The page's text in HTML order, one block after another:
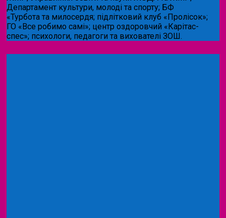
Департамент культури, молоді та спорту; БФ
«Турбота та милосердя; підлітковий клуб «Пролісок»;
ГО «Все робимо самі»; центр оздоровчий «Карітас-
спес»; психологи, педагоги та вихователі ЗОШ.